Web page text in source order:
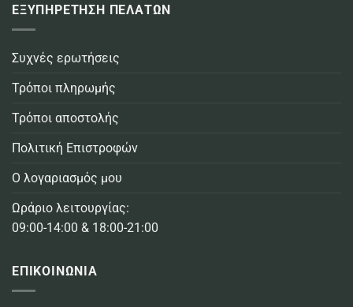
ΕΞΥΠΗΡΕΤΗΣΗ ΠΕΛΑΤΩΝ
Συχνές ερωτήσεις
Τρόποι πληρωμής
Τρόποι αποστολής
Πολιτική Επιστροφών
Ο λογαριασμός μου
Ωράριο λειτουργίας:
09:00-14:00 & 18:00-21:00
ΕΠΙΚΟΙΝΩΝΙΑ